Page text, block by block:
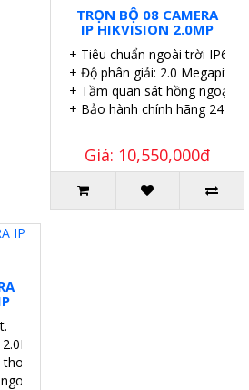
TRỌN BỘ 08 CAMERA
IP HIKVISION 2.0MP
+ Tiêu chuẩn ngoài trời IP67.
+ Độ phân giải: 2.0 Megapixel.
+ Tầm quan sát hồng ngoại
+ Bảo hành chính hãng 24
Giá: 10,550,000đ
trời.